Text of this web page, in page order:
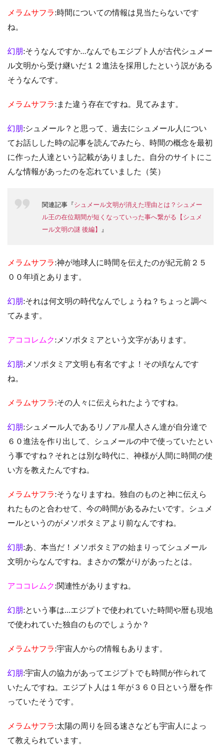
メラムサフラ:時間についての情報は見当たらないです
ね。
幻朋:そうなんですか…なんでもエジプト人が古代シュメー
ル文明から受け継いだ１２進法を採用したという説がある
そうなんです。
メラムサフラ:また違う存在ですね。見てみます。
幻朋:シュメール？と思って、過去にシュメール人につい
てお話しした時の記事を読んでみたら、時間の概念を最初
に作った人達という記載がありました。自分のサイトにこ
んな情報があったのを忘れていました（笑）
関連記事『シュメール文明が消えた理由とは？シュメー
ル王の在位期間が短くなっていった事へ繋がる【シュメ
ール文明の謎 後編】
』
メラムサフラ:神が地球人に時間を伝えたのが紀元前２５
００年頃とあります。
幻朋:それは何文明の時代なんでしょうね？ちょっと調べ
てみます。
アココレムク:メソポタミアという文字があります。
幻朋:メソポタミア文明も有名ですよ！その頃なんです
ね。
メラムサフラ:その人々に伝えられたようですね。
幻朋:シュメール人であるリノアル星人さん達が自分達で
６０進法を作り出して、シュメールの中で使っていたとい
う事ですね？それとは別な時代に、神様が人間に時間の使
い方を教えたんですね。
メラムサフラ:そうなりますね。独自のものと神に伝えら
れたものと合わせて、今の時間があるみたいです。シュメ
ールというのがメソポタミアより前なんですね。
幻朋:あ、本当だ！メソポタミアの始まりってシュメール
文明からなんですね。まさかの繋がりがあったとは。
アココレムク:関連性がありますね。
幻朋:という事は…エジプトで使われていた時間や暦も現地
で使われていた独自のものでしょうか？
メラムサフラ:宇宙人からの情報もあります。
幻朋:宇宙人の協力があってエジプトでも時間が作られて
いたんですね。エジプト人は１年が３６０日という暦を作
っていたそうです。
メラムサフラ:太陽の周りを回る速さなども宇宙人によっ
て教えられています。